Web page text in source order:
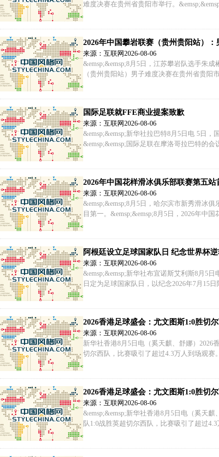
难度决赛在贵州省贵阳市举行。
2026年中国攀岩联赛（贵州贵阳站）
来源：互联网 2026-08-06
&emsp;&emsp;8月5日，江苏攀岩队选手朱
（贵州贵阳站）男子难度决赛在贵州省贵阳
国际足联就FFE商业提案致歉
来源：互联网 2026-08-06
&emsp;&emsp;新华社拉巴特8月5日电 5日
&emsp;&emsp;国际足联在摩洛哥拉巴特的
2026年中国花样滑冰俱乐部联赛第五站
来源：互联网 2026-08-06
&emsp;&emsp;8月5日，哈尔滨市新秀滑冰
目第一。&emsp;&emsp;8月5日，2026年中
阿根廷设立足球国家队日 纪念世界杯
来源：互联网 2026-08-06
&emsp;&emsp;新华社布宜诺斯艾利斯8月5
日定为足球国家队日，以纪念2026年7月15
2026香港足球盛会：尤文图斯1:0胜切
来源：互联网 2026-08-06
新华社香港8月5日电（奚天麒、舒娜）2026
切尔西队，比赛吸引了超过4.3万人到场观
2026香港足球盛会：尤文图斯1:0胜切
来源：互联网 2026-08-06
&emsp;&emsp;新华社香港8月5日电（奚天
队1:0战胜英超切尔西队，比赛吸引了超过